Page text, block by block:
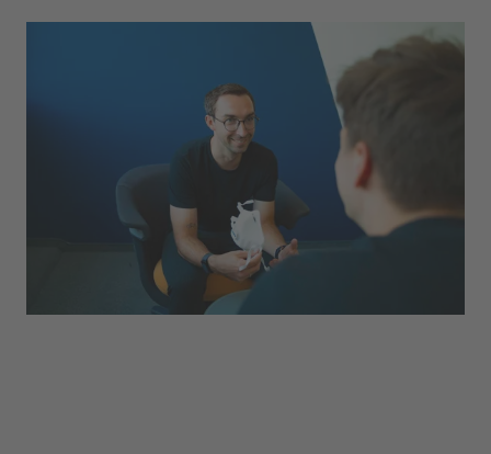
Ständig auf der Suche nach neuen
Möglichkeiten und Alternativen? In der
Abteilung F&E geht es um die systematische
Entwicklung und Optimierung unserer Produkte
für Arbeitssicherheit und Sport.